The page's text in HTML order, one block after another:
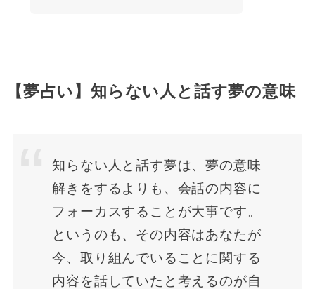
【夢占い】知らない人と話す夢の意味
知らない人と話す夢は、夢の意味
解きをするよりも、会話の内容に
フォーカスすることが大事です。
というのも、その内容はあなたが
今、取り組んでいることに関する
内容を話していたと考えるのが自